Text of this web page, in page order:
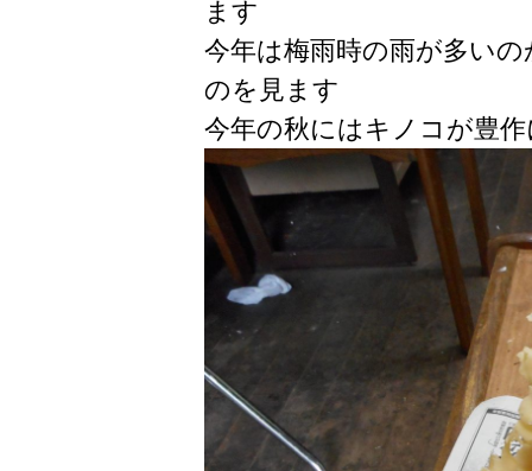
ます
今年は梅雨時の雨が多い
のを見ます
今年の秋にはキノコが豊